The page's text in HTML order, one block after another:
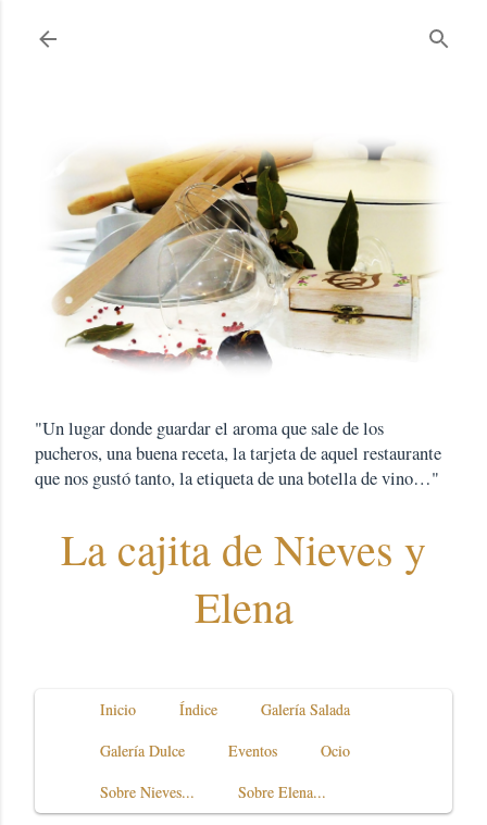
"Un lugar donde guardar el aroma que sale de los
pucheros, una buena receta, la tarjeta de aquel restaurante
que nos gustó tanto, la etiqueta de una botella de vino…"
La cajita de Nieves y
Elena
Inicio Índice
Galería Salada
Galería Dulce
Eventos
Ocio
Sobre Nieves...
Sobre Elena...